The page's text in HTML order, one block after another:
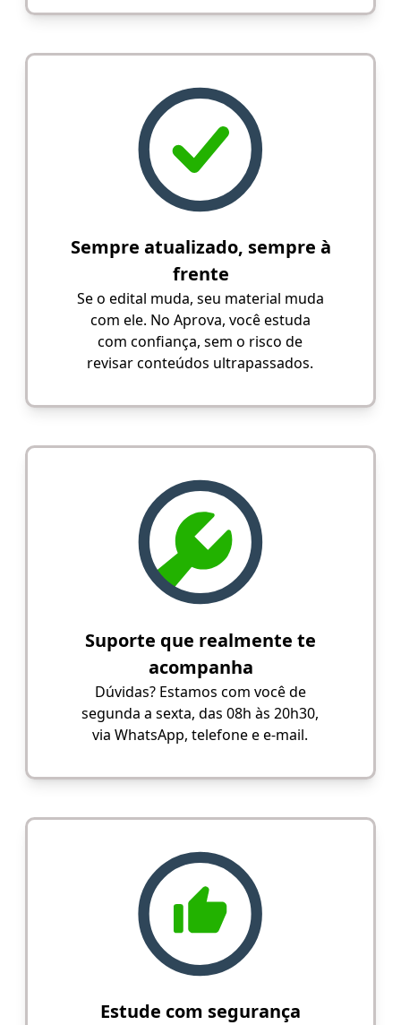
Sempre atualizado, sempre à
frente
Se o edital muda, seu material muda
com ele. No Aprova, você estuda
com confiança, sem o risco de
revisar conteúdos ultrapassados.
Suporte que realmente te
acompanha
Dúvidas? Estamos com você de
segunda a sexta, das 08h às 20h30,
via WhatsApp, telefone e e-mail.
Estude com segurança